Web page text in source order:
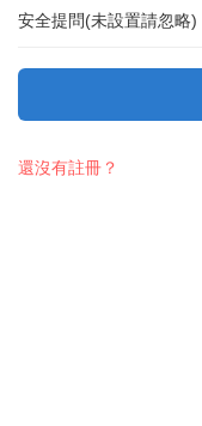
安全提問(未設置請忽略)
還沒有註冊？